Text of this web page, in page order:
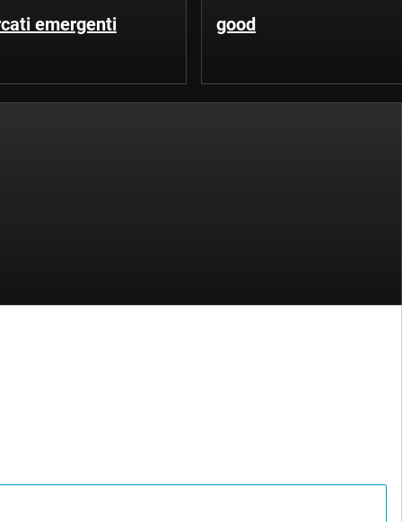
emergenti
good